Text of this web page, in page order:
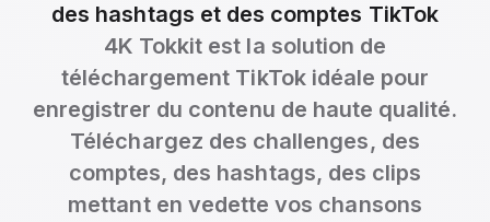
des hashtags et des comptes TikTok
4K Tokkit est la solution de
téléchargement TikTok idéale pour
enregistrer du contenu de haute qualité.
Téléchargez des challenges, des
comptes, des hashtags, des clips
mettant en vedette vos chansons